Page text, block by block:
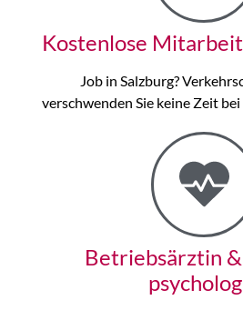
Kostenlose
Job in Salzburg?
verschwenden Sie keine Zeit
Betriebsärztin